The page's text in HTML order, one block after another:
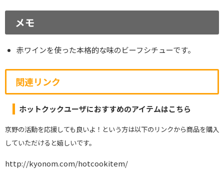
メモ
赤ワインを使った本格的な味のビーフシチューです。
関連リンク
ホットクックユーザにおすすめのアイテムはこちら
京野の活動を応援しても良いよ！という方は以下のリンクから商品を購入
していただけると嬉しいです。
http://kyonom.com/hotcookitem/